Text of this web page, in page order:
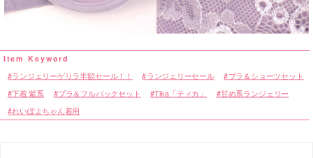
ランジェリーゲリラ半額セール！！ ランジェリーセール ブラ＆ショーツセット
下着 紫系 ブラ＆フルバックセット Tika「ティカ」 甘め系ランジェリー
れいぽよちゃん着用